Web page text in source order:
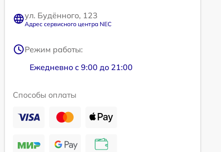
ул. Будённого, 123
Адрес сервисного центра NEC
Режим работы:
Ежедневно с 9:00 до 21:00
Способы оплаты